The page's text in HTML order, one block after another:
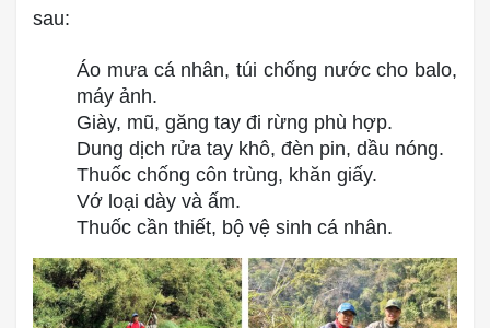
sau:
Áo mưa cá nhân, túi chống nước cho balo,
máy ảnh.
Giày, mũ, găng tay đi rừng phù hợp.
Dung dịch rửa tay khô, đèn pin, dầu nóng.
Thuốc chống côn trùng, khăn giấy.
Vớ loại dày và ấm.
Thuốc cần thiết, bộ vệ sinh cá nhân.